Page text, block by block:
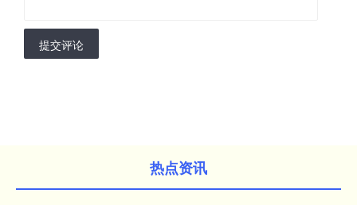
提交评论
热点资讯